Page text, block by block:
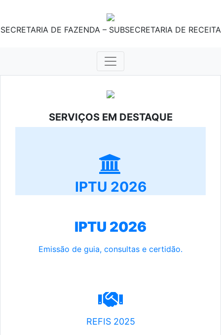
SECRETARIA DE FAZENDA – SUBSECRETARIA DE RECEITA
SERVIÇOS EM DESTAQUE
IPTU 2026
IPTU 2026
Emissão de guia, consultas e certidão.
REFIS 2025